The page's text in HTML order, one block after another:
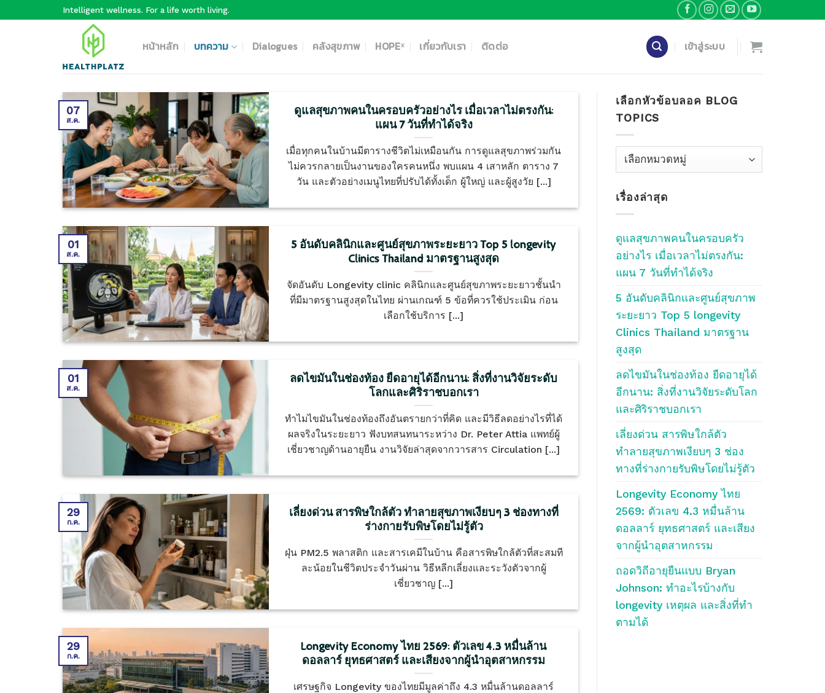
Intelligent wellness. For a life worth living.
หน้าหลัก บทความ Dialogues คลังสุขภาพ HOPEˣ เกี่ยวกับเรา ติดต่อ เข้าสู่ระบบ
ดูแลสุขภาพคนในครอบครัวอย่างไร เมื่อเวลาไม่ตรงกัน:
แผน 7 วันที่ทำได้จริง
เมื่อทุกคนในบ้านมีตารางชีวิตไม่เหมือนกัน การดูแลสุขภาพร่วมกัน
ไม่ควรกลายเป็นงานของใครคนหนึ่ง พบแผน 4 เสาหลัก ตาราง 7
วัน และตัวอย่างเมนูไทยที่ปรับได้ทั้งเด็ก ผู้ใหญ่ และผู้สูงวัย [...]
07
ส.ค.
5 อันดับคลินิกและศูนย์สุขภาพระยะยาว Top 5 longevity
Clinics Thailand มาตรฐานสูงสุด
จัดอันดับ Longevity clinic คลินิกและศูนย์สุขภาพระยะยาวชั้นนำ
ที่มีมาตรฐานสูงสุดในไทย ผ่านเกณฑ์ 5 ข้อที่ควรใช้ประเมิน ก่อน
เลือกใช้บริการ [...]
01
ส.ค.
ลดไขมันในช่องท้อง ยืดอายุได้อีกนาน: สิ่งที่งานวิจัยระดับ
โลกและศิริราชบอกเรา
ทำไมไขมันในช่องท้องถึงอันตรายกว่าที่คิด และมีวิธีลดอย่างไรที่ได้
ผลจริงในระยะยาว ฟังบทสนทนาระหว่าง Dr. Peter Attia แพทย์ผู้
เชี่ยวชาญด้านอายุยืน งานวิจัยล่าสุดจากวารสาร Circulation [...]
01
ส.ค.
เลี่ยงด่วน สารพิษใกล้ตัว ทำลายสุขภาพเงียบๆ 3 ช่องทางที่
ร่างกายรับพิษโดยไม่รู้ตัว
ฝุ่น PM2.5 พลาสติก และสารเคมีในบ้าน คือสารพิษใกล้ตัวที่สะสมที
ละน้อยในชีวิตประจำวันผ่าน วิธีหลีกเลี่ยงและระวังตัวจากผู้
เชี่ยวชาญ [...]
29
ก.ค.
Longevity Economy ไทย 2569: ตัวเลข 4.3 หมื่นล้าน
ดอลลาร์ ยุทธศาสตร์ และเสียงจากผู้นำอุตสาหกรรม
เศรษฐกิจ Longevity ของไทยมีมูลค่าถึง 4.3 หมื่นล้านดอลลาร์
29
ก.ค.
เลือกหัวข้อบลอค BLOG
TOPICS
เลือก
บลอค
Blog
เรื่องล่าสุด
ดูแลสุขภาพคนในครอบครัว
อย่างไร เมื่อเวลาไม่ตรงกัน:
แผน 7 วันที่ทำได้จริง
5 อันดับคลินิกและศูนย์สุขภาพ
ระยะยาว Top 5 longevity
Clinics Thailand มาตรฐาน
สูงสุด
ลดไขมันในช่องท้อง ยืดอายุได้
อีกนาน: สิ่งที่งานวิจัยระดับโลก
และศิริราชบอกเรา
เลี่ยงด่วน สารพิษใกล้ตัว
ทำลายสุขภาพเงียบๆ 3 ช่อง
ทางที่ร่างกายรับพิษโดยไม่รู้ตัว
Longevity Economy ไทย
2569: ตัวเลข 4.3 หมื่นล้าน
ดอลลาร์ ยุทธศาสตร์ และเสียง
จากผู้นำอุตสาหกรรม
ถอดวิถีอายุยืนแบบ Bryan
Johnson: ทำอะไรบ้างกับ
longevity เหตุผล และสิ่งที่ทำ
ตามได้